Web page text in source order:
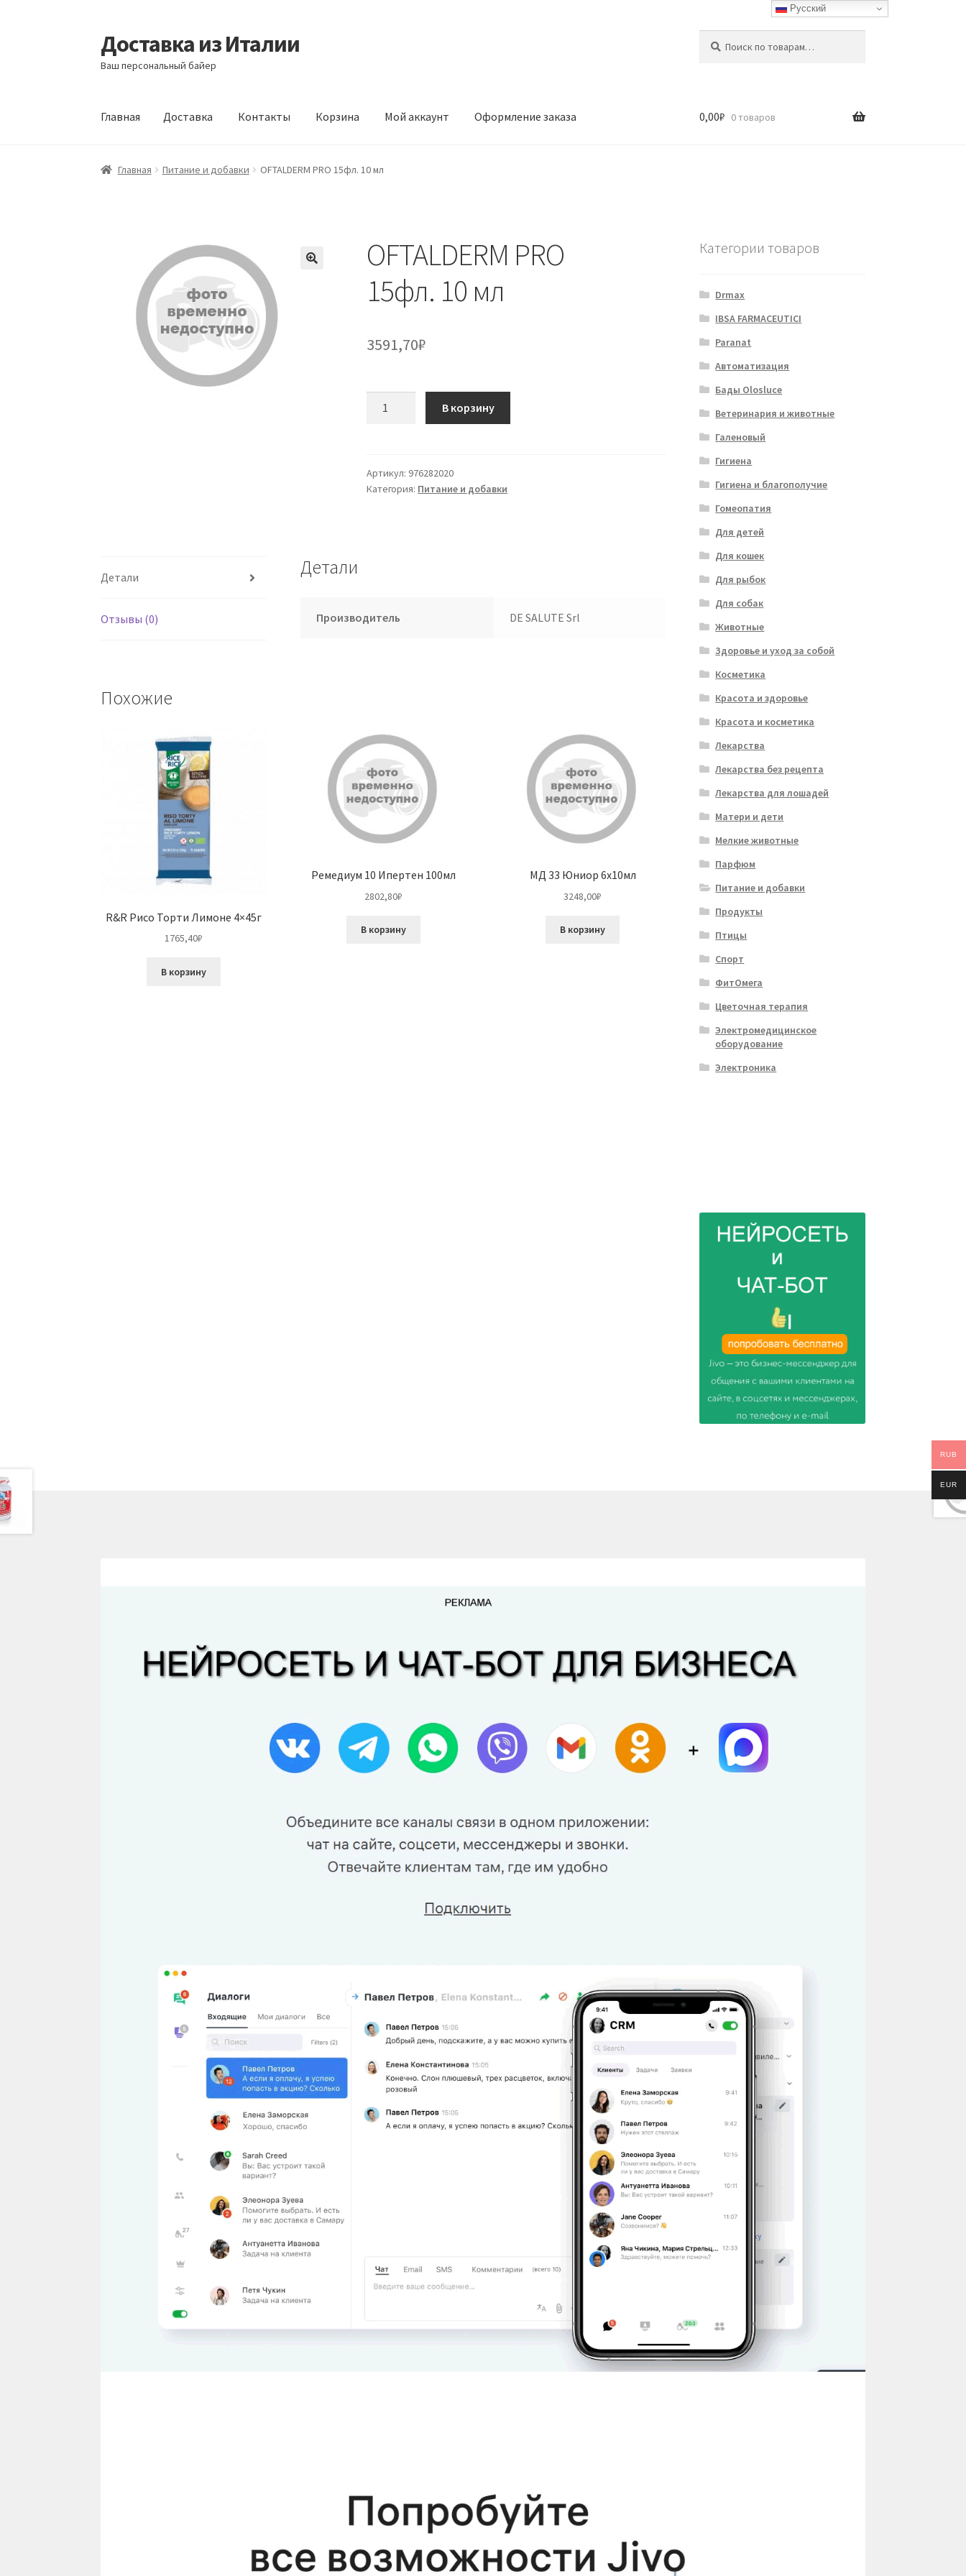
Перейти
к
навигации
Перейти
к
содержимому
Доставка из Италии
Ваш персональный байер
Главная Доставка Контакты Корзина Мой аккаунт Оформление заказа
Главная Доставка Контакты КорзинаМой аккаунт Оформление заказа
0,00₽ 0 товаров
Главная Питание и добавки OFTALDERM PRO 15фл. 10 мл
OFTALDERM PRO
15фл. 10 мл
3591,70₽
15фл. 10
мл
В корзину
Артикул: 976282020
Категория: Питание и добавки
Детали
Отзывы (0)
Детали
Производитель DE SALUTE Srl
Похожие
R&R Рисо Торти Лимоне 4×45г
1765,40₽
В корзину
Ремедиум 10 Ипертен 100мл
2802,80₽
В корзину
МД 33 Юниор 6х10мл
3248,00₽
В корзину
Категории товаров
Drmax
IBSA FARMACEUTICI
Paranat
Автоматизация
Бады Olosluce
Ветеринария и животные
Галеновый
Гигиена
Гигиена и благополучие
Гомеопатия
Для детей
Для кошек
Для рыбок
Для собак
Животные
Здоровье и уход за собой
Косметика
Красота и здоровье
Красота и косметика
Лекарства
Лекарства без рецепта
Лекарства для лошадей
Матери и дети
Мелкие животные
Парфюм
Питание и добавки
Продукты
Птицы
Спорт
ФитОмега
Цветочная терапия
Электромедицинское
оборудование
Электроника
Русский
RUB
EUR